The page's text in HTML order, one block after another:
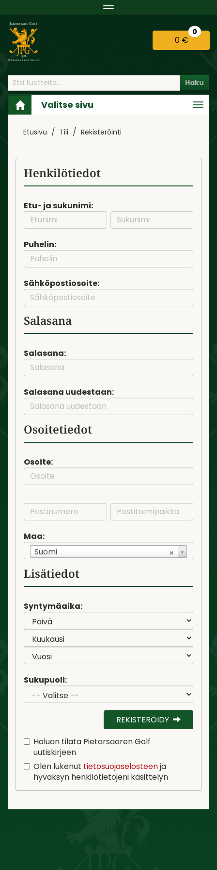
Navigaatio
0 €
0
Haku
Valitse sivu
Etusivu Tili Rekisteröinti
Henkilötiedot
Etu- ja sukunimi:
Puhelin:
Sähköpostiosoite:
Salasana
Salasana:
Salasana uudestaan:
Osoitetiedot
Osoite:
Maa:
Suomi
Lisätiedot
Syntymäaika:
Sukupuoli:
REKISTERÖIDY
Haluan tilata Pietarsaaren Golf
uutiskirjeen
Olen lukenut tietosuojaselosteenja
hyväksyn henkilötietojeni käsittelyn